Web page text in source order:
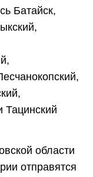
Батайск,
Тацинский
области
отправятся